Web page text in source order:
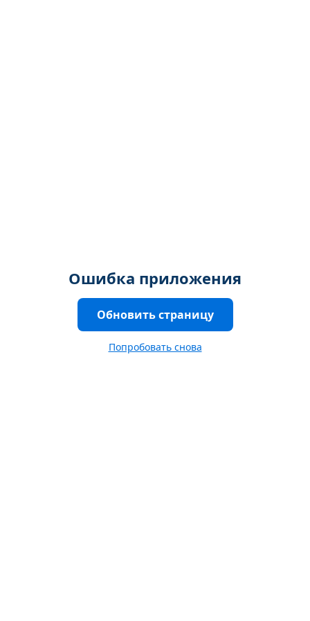
Ошибка приложения
Обновить страницу
Попробовать снова